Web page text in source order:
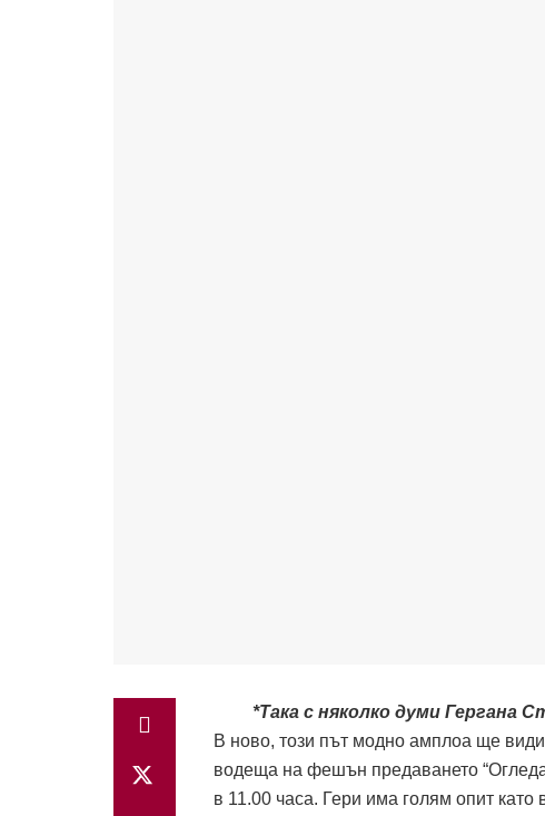
*Така с няколко думи Гергана
В ново, този път модно амплоа ще
водеща на фешън предаването
в 11.00 часа. Гери има голям опит